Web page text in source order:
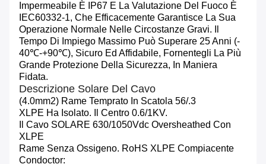
Impermeabile È IP67 E La Valutazione Del Fuoco È
IEC60332-1, Che Efficacemente Garantisce La Sua
Operazione Normale Nelle Circostanze Gravi. Il
Tempo Di Impiego Massimo Può Superare 25 Anni (-
40℃-+90℃), Sicuro Ed Affidabile, Fornentegli La Più
Grande Protezione Della Sicurezza, In Maniera
Fidata.
Descrizione Solare Del Cavo
(4.0mm2) Rame Temprato In Scatola 56/.3
XLPE Ha Isolato. Il Centro 0.6/1KV.
Il Cavo SOLARE 630/1050Vdc Oversheathed Con
XLPE
Rame Senza Ossigeno. RoHS XLPE Compiacente
Condoctor: